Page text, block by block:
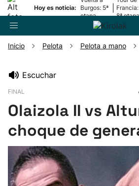
Hoy es noticia:
Burgos: 5ª
etapa
Francia:
8ª
Pelota
Remo
Baloncesto
Inicio Pelota Pelota a mano
Escuchar
FINAL
Olaizola II vs
choque de